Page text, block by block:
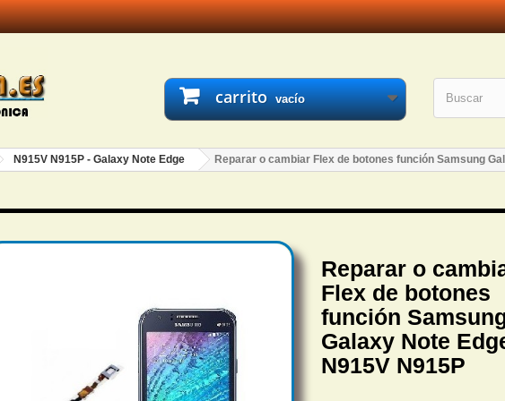
carrito vacío
N915V N915P - Galaxy Note Edge Reparar o cambiar Flex de botones función Samsung
Reparar o
Flex de botones
función
Galaxy Note
N915V N915P